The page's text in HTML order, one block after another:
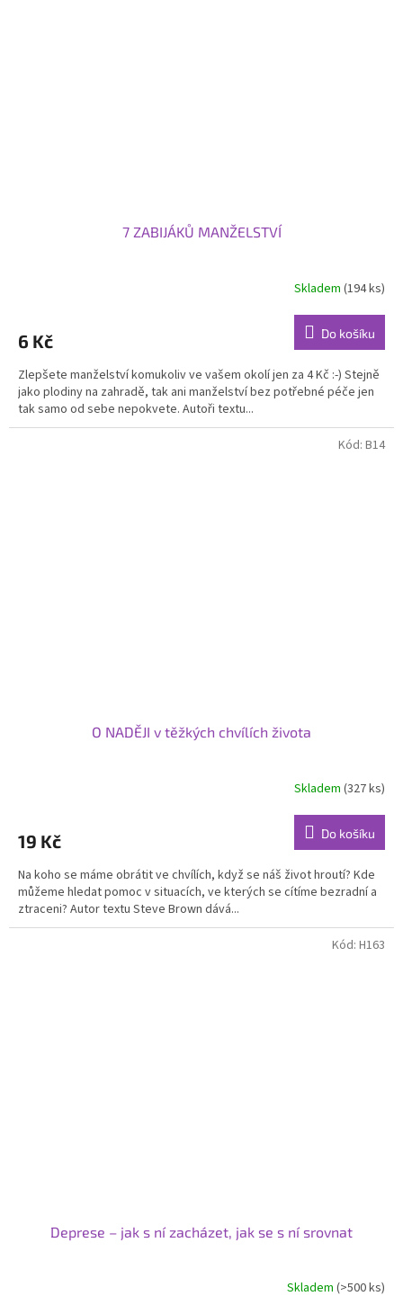
7 ZABIJÁKŮ MANŽELSTVÍ
Skladem (194 ks)
6 Kč Do košíku
Zlepšete manželství komukoliv ve vašem okolí jen za 4 Kč :-) Stejně
jako plodiny na zahradě, tak ani manželství bez potřebné péče jen
tak samo od sebe nepokvete. Autoři textu...
O NADĚJI v těžkých chvílích života
je
z
5
hvězdiček.
Skladem(327 ks)
19 Kč Do košíku
Na koho se máme obrátit ve chvílích, když se náš život hroutí? Kde
můžeme hledat pomoc v situacích, ve kterých se cítíme bezradní a
ztraceni? Autor textu Steve Brown dává...
Kód: B14
Deprese – jak s ní zacházet, jak se s ní srovnat
Skladem (>500 ks)
Kód: H163